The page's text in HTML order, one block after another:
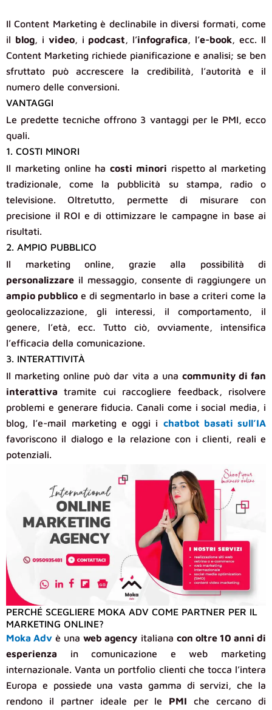
Il Content Marketing è declinabile in diversi formati, come
il blog, i video, i podcast, l’infografica, l’e-book, ecc. Il
Content Marketing richiede pianificazione e analisi; se ben
sfruttato può accrescere la credibilità, l’autorità e il
numero delle conversioni.
VANTAGGI
Le predette tecniche offrono 3 vantaggi per le PMI, ecco
quali.
1. COSTI MINORI
Il marketing online ha costi minori rispetto al marketing
tradizionale, come la pubblicità su stampa, radio o
televisione. Oltretutto, permette di misurare con
precisione il ROI e di ottimizzare le campagne in base ai
risultati.
2. AMPIO PUBBLICO
Il marketing online, grazie alla possibilità di
personalizzare il messaggio, consente di raggiungere un
ampio pubblico e di segmentarlo in base a criteri come la
geolocalizzazione, gli interessi, il comportamento, il
genere, l’età, ecc. Tutto ciò, ovviamente, intensifica
l’efficacia della comunicazione.
3. INTERATTIVITÀ
Il marketing online può dar vita a una community di fan
interattiva tramite cui raccogliere feedback, risolvere
problemi e generare fiducia. Canali come i social media, i
blog, l’e-mail marketing e oggi i chatbot basati sull’IA
favoriscono il dialogo e la relazione con i clienti, reali e
potenziali.
PERCHÉ SCEGLIERE MOKA ADV COME PARTNER PER IL
MARKETING ONLINE?
Moka Adv è unaweb agency italiana con oltre 10 anni di
esperienza in comunicazione e web marketing
internazionale. Vanta un portfolio clienti che tocca l’intera
Europa e possiede una vasta gamma di servizi, che la
rendono il partner ideale per le PMI che cercano di